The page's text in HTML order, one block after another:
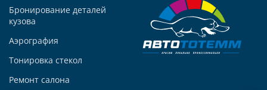
Telegram
Заказать звонок
Построить маршрут
Бронирование деталей
кузова
Аэрография
Тонировка стекол
Ремонт салона